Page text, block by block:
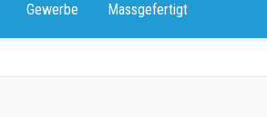
Gewerbe Massgefertigt